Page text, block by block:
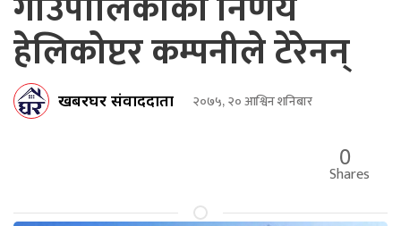
हेलिकोप्टर कम्पनीले टेरेनन्
खबरघर संवाददाता २०७५, २० आश्विन शनिबार
0
Shares